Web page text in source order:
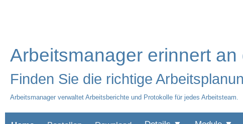
Arbeitsmanager erinnert an
Finden Sie die richtige
Arbeitsmanager verwaltet Arbeitsberichte und Protokolle für jedes Arbeitsteam.